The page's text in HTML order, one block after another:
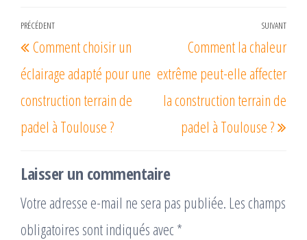
Navigation
de
l’article
Article
précédent
PRÉCÉDENT
Comment choisir un
éclairage adapté pour une
construction terrain de
padel à Toulouse ?
SUIVANT
Comment la chaleur
extrême peut-elle affecter
la construction terrain de
padel à Toulouse ?
Laisser un commentaire
Votre adresse e-mail ne sera pas publiée. Les champs
obligatoires sont indiqués avec *